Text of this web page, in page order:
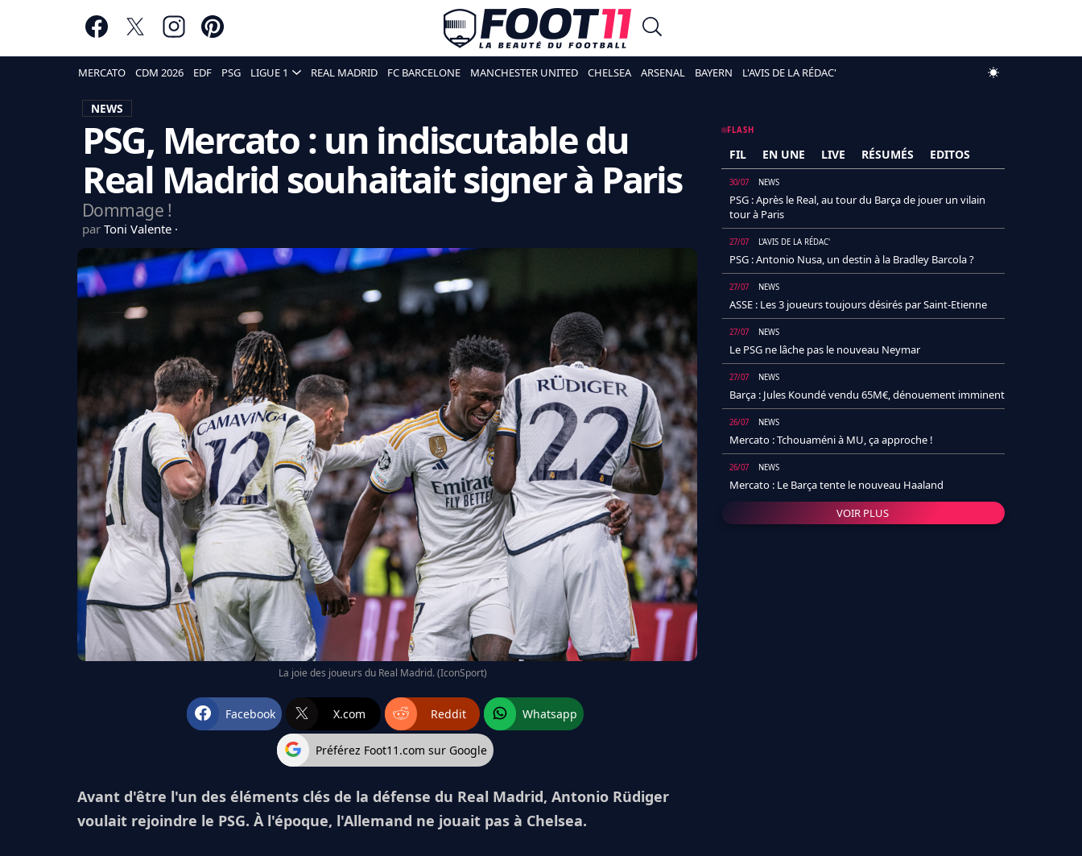
MERCATO CDM 2026 EDF PSG LIGUE 1 REAL MADRID FC BARCELONE MANCHESTER UNITED CHELSEA ARSENAL BAYERN L'AVIS DE LA RÉDAC'
NEWS
PSG, Mercato : un indiscutable du
Real Madrid souhaitait signer à Paris
Dommage !
par Toni Valente
La joie des joueurs du Real Madrid. (IconSport)
Facebook X.com Reddit Whatsapp
Préférez Foot11.com sur Google
Avant d'être l'un des éléments clés de la défense du Real Madrid, Antonio Rüdiger
voulait rejoindre le PSG. À l'époque, l'Allemand ne jouait pas à Chelsea.
FLASH
FIL EN UNE LIVE RÉSUMÉS EDITOS
30/07 NEWS
PSG : Après le Real, au tour du Barça de jouer un vilain
tour à Paris
27/07 L'AVIS DE LA RÉDAC'
PSG : Antonio Nusa, un destin à la Bradley Barcola ?
27/07 NEWS
ASSE : Les 3 joueurs toujours désirés par Saint-Etienne
27/07 NEWS
Le PSG ne lâche pas le nouveau Neymar
27/07 NEWS
Barça : Jules Koundé vendu 65M€, dénouement imminent
26/07 NEWS
Mercato : Tchouaméni à MU, ça approche !
26/07 NEWS
Mercato : Le Barça tente le nouveau Haaland
VOIR PLUS